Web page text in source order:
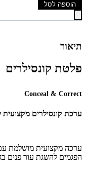
הוספה לסל
תיאור
פלטת קונסילרים
Conceal & Correct
ערכת קונסילרים
ערכה מקצועית מושלמת
הפגמים להשגת עור פנים